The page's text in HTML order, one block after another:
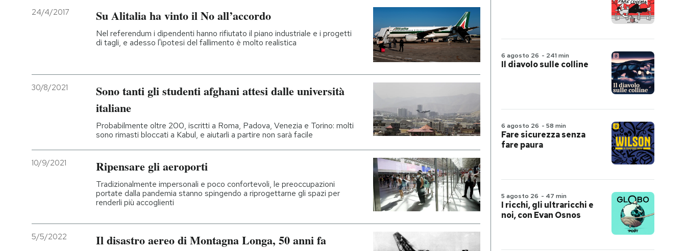
24/4/2017 Su Alitalia ha vinto il No all’accordo
Nel referendum i dipendenti hanno rifiutato il piano industriale e i progetti
di tagli, e adesso l'ipotesi del fallimento è molto realistica
30/8/2021
Sono tanti gli studenti afghani attesi dalle università
italiane
Probabilmente oltre 200, iscritti a Roma, Padova, Venezia e Torino: molti
sono rimasti bloccati a Kabul, e aiutarli a partire non sarà facile
10/9/2021 Ripensare gli aeroporti
Tradizionalmente impersonali e poco confortevoli, le preoccupazioni
portate dalla pandemia stanno spingendo a riprogettarne gli spazi per
renderli più accoglienti
5/5/2022 Il disastro aereo di Montagna Longa, 50 anni fa
6 agosto 26 - 241 min
Il diavolo sulle colline
6 agosto 26 - 58 min
Fare sicurezza senza
fare paura
5 agosto 26 - 47 min
I ricchi, gli ultraricchi e
noi, con Evan Osnos